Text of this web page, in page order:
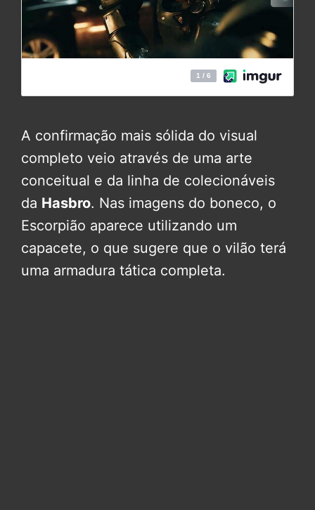
A confirmação mais sólida do visual
completo veio através de uma arte
conceitual e da linha de colecionáveis
da Hasbro. Nas imagens do boneco, o
Escorpião aparece utilizando um
capacete, o que sugere que o vilão terá
uma armadura tática completa.